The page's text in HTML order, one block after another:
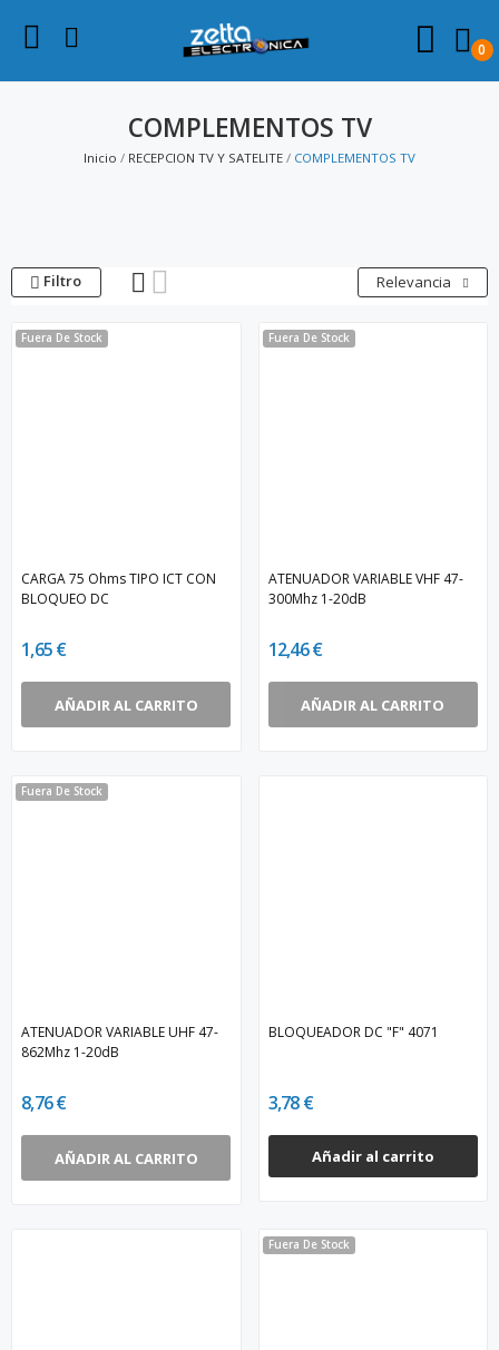
0
COMPLEMENTOS TV
Inicio RECEPCION TV Y SATELITE COMPLEMENTOS TV
Filtro Relevancia
Fuera De Stock
CARGA 75 Ohms TIPO ICT CON
BLOQUEO DC
1,65 €
AÑADIR AL CARRITO
Fuera De Stock
ATENUADOR VARIABLE VHF 47-
300Mhz 1-20dB
12,46 €
AÑADIR AL CARRITO
Fuera De Stock
ATENUADOR VARIABLE UHF 47-
862Mhz 1-20dB
8,76 €
AÑADIR AL CARRITO
BLOQUEADOR DC "F" 4071
3,78 €
Añadir al carrito
Fuera De Stock